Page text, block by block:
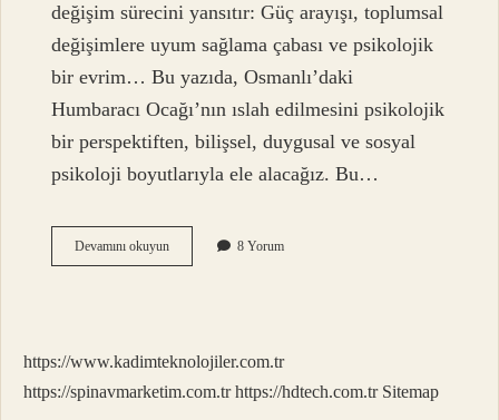
değişim sürecini yansıtır: Güç arayışı, toplumsal
değişimlere uyum sağlama çabası ve psikolojik
bir evrim… Bu yazıda, Osmanlı’daki
Humbaracı Ocağı’nın ıslah edilmesini psikolojik
bir perspektiften, bilişsel, duygusal ve sosyal
psikoloji boyutlarıyla ele alacağız. Bu…
Devamını okuyunHumbaracı
Ocağı
?
8 Yorum
https://www.kadimteknolojiler.com.tr
https://spinavmarketim.com.tr https://hdtech.com.tr Sitemap